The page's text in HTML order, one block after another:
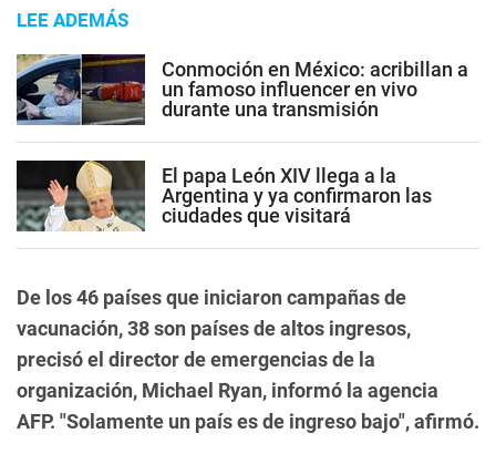
LEE ADEMÁS
Conmoción en México: acribillan a
un famoso influencer en vivo
durante una transmisión
El papa León XIV llega a la
Argentina y ya confirmaron las
ciudades que visitará
De los 46 países que iniciaron campañas de
vacunación, 38 son países de altos ingresos,
precisó el director de emergencias de la
organización, Michael Ryan, informó la agencia
AFP. "Solamente un país es de ingreso bajo", afirmó.